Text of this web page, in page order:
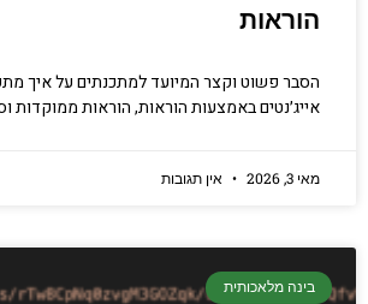
הוראות
הסבר פשוט וקצר המיועד למתכנתים על איך
אייג׳נטים באמצעות הוראות, הוראות ממוקדות
מאי 3, 2026 אין תגובות
בינה מלאכותית